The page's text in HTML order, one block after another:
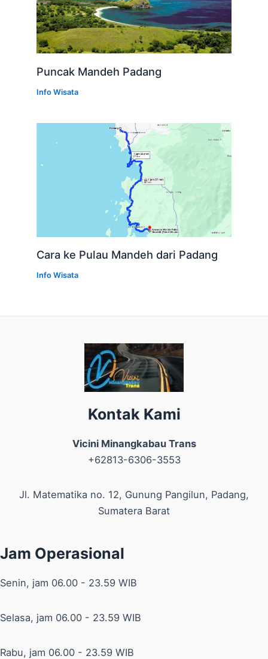
Puncak Mandeh Padang
Info Wisata
Cara ke Pulau Mandeh dari Padang
Info Wisata
Kontak Kami
Vicini Minangkabau Trans
+62813-6306-3553
Jl. Matematika no. 12, Gunung Pangilun, Padang,
Sumatera Barat
Jam Operasional
Senin, jam 06.00 - 23.59 WIB
Selasa, jam 06.00 - 23.59 WIB
Rabu, jam 06.00 - 23.59 WIB